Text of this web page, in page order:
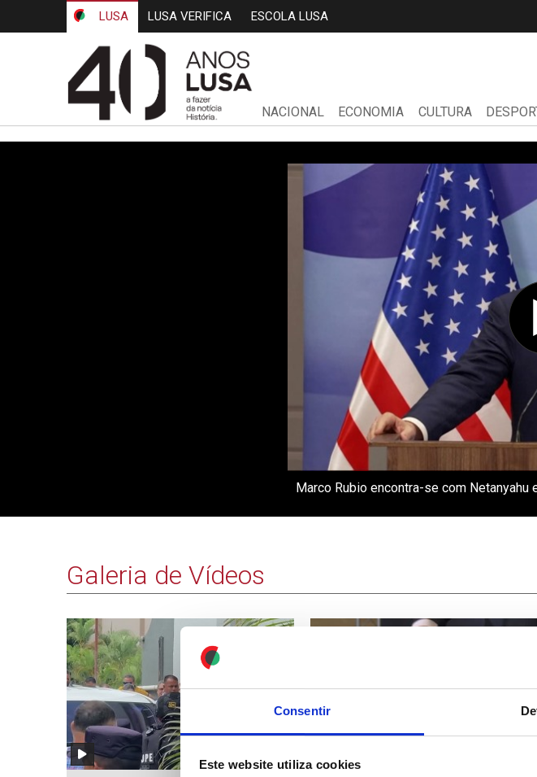
Consentir
Este website utiliza cookies
LUSA LUSA VERIFICA ESCOLA LUSA
NACIONAL ECONOMIA CULTURA
Marco Rubio encontra-se com
Galeria de Vídeos